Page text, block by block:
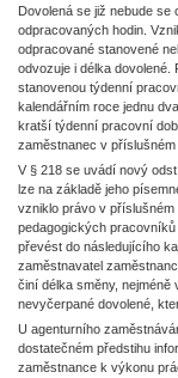
Dovolená se již nebude
odpracovaných hodin.
odpracované stanovené
odvozuje i délka
stanovenou týdenní
kalendářním roce jednu
kratší týdenní pracovní
zaměstnanec v
V § 218 se uvádí nový
lze na základě jeho
vzniklo právo v
pedagogických
převést do následujícího
zaměstnavatel
činí délka směny, nejméně
nevyčerpané dovolené,
U agenturního
dostatečném předstihu
zaměstnance k výkonu